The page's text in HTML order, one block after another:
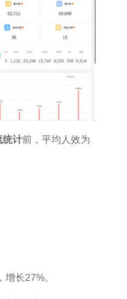
统计前，平均人效为
长27%。